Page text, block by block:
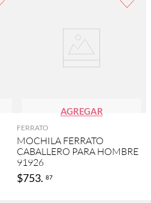
AGREGAR
FERRATO
MOCHILA FERRATO
CABALLERO PARA HOMBRE
91926
$753. 87